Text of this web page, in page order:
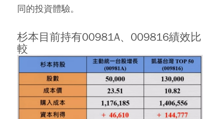
同的投資體驗。
杉本目前持有00981A、009816績效比
較